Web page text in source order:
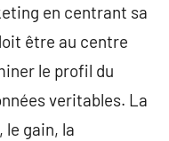
en centrant sa
être au centre
le profil du
veritables. La
gain, la